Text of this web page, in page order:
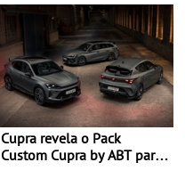
desportiva do SUV 100%
elétrico - Versão de maior
desempenho da terceira
geração do modelo elétrico
da marca
Cupra revela o Pack
Custom Cupra by ABT para